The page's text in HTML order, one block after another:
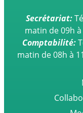
Secrétariat:
matin de 09h à
Comptabilité:
matin de 08h à